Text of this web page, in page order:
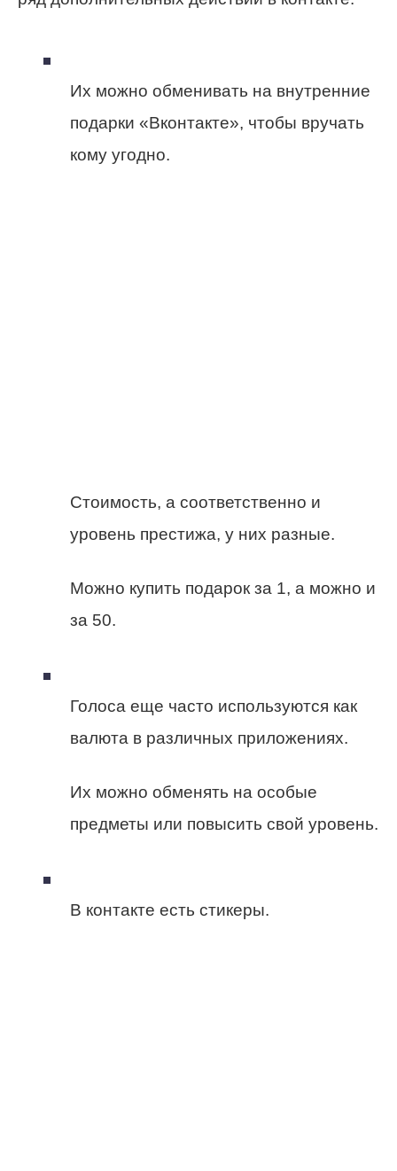
Их можно обменивать на внутренние
подарки «Вконтакте», чтобы вручать
кому угодно.
Стоимость, а соответственно и
уровень престижа, у них разные.
Можно купить подарок за 1, а можно и
за 50.
Голоса еще часто используются как
валюта в различных приложениях.
Их можно обменять на особые
предметы или повысить свой уровень.
В контакте есть стикеры.